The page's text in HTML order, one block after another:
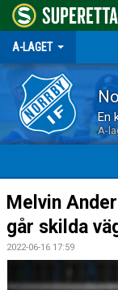
A-LAGET
En
A-
HEM
NYHETER
MATCHER
Melvin
går skilda
2022-06-16 17:59